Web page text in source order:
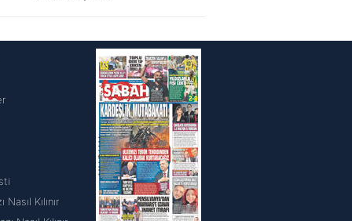
Nasıl Kılınır